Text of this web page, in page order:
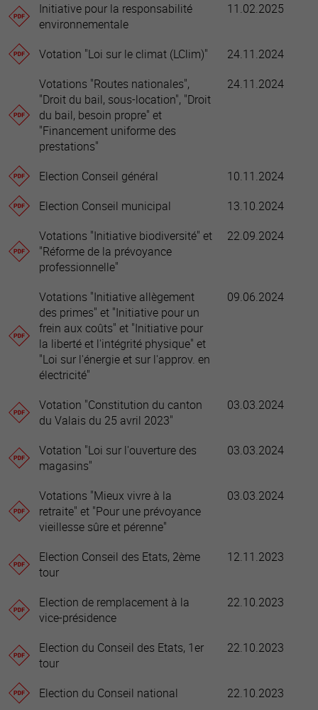
Initiative pour la responsabilité
environnementale
11.02.2025
Votation "Loi sur le climat (LClim)"
24.11.2024
Votations "Routes nationales",
"Droit du bail, sous-location", "Droit
du bail, besoin propre" et
"Financement uniforme des
prestations"
24.11.2024
Election Conseil général
10.11.2024
Election Conseil municipal
13.10.2024
Votations "Initiative biodiversité" et
"Réforme de la prévoyance
professionnelle"
22.09.2024
Votations "Initiative allègement
des primes" et "Initiative pour un
frein aux coûts" et "Initiative pour
la liberté et l'intégrité physique" et
"Loi sur l'énergie et sur l'approv. en
électricité"
09.06.2024
Votation "Constitution du canton
du Valais du 25 avril 2023"
03.03.2024
Votation "Loi sur l'ouverture des
magasins"
03.03.2024
Votations "Mieux vivre à la
retraite" et "Pour une prévoyance
vieillesse sûre et pérenne"
03.03.2024
Election Conseil des Etats, 2ème
tour
12.11.2023
Election de remplacement à la
vice-présidence
22.10.2023
Election du Conseil des Etats, 1er
tour
22.10.2023
Election du Conseil national
22.10.2023